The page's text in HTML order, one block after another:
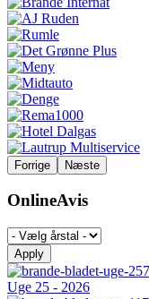
Forrige Næste
OnlineAvis
Uge 25 - 2026